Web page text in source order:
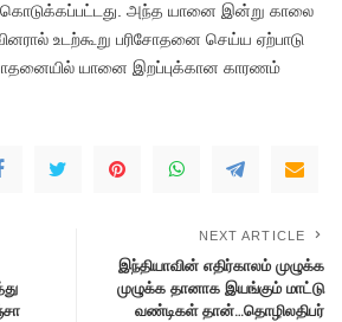
கொடுக்கப்பட்டது. அந்த யானை இன்று காலை
உடற்கூறு பரிசோதனை செய்ய ஏற்பாடு
யானை இறப்புக்கான காரணம்
NEXT ARTICLE
இந்தியாவின் எதிர்காலம் முழுக்க
முழுக்க தானாக இயங்கும் மாட்டு
வண்டிகள் தான்…தொழிலதிபர்